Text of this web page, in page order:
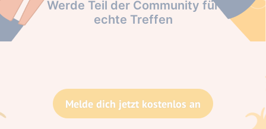
Werde Teil der Community für
echte Treffen
Melde dich jetzt kostenlos an